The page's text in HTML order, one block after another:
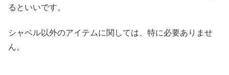
るといいです。
シャベル以外のアイテムに関しては、特に必要ありませ
ん。